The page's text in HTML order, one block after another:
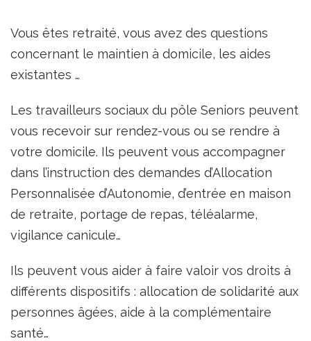
Vous êtes retraité, vous avez des questions
concernant le maintien à domicile, les aides
existantes …
Les travailleurs sociaux du pôle Seniors peuvent
vous recevoir sur rendez-vous ou se rendre à
votre domicile. Ils peuvent vous accompagner
dans l’instruction des demandes d’Allocation
Personnalisée d’Autonomie, d’entrée en maison
de retraite, portage de repas, téléalarme,
vigilance canicule…
Ils peuvent vous aider à faire valoir vos droits à
différents dispositifs : allocation de solidarité aux
personnes âgées, aide à la complémentaire
santé…